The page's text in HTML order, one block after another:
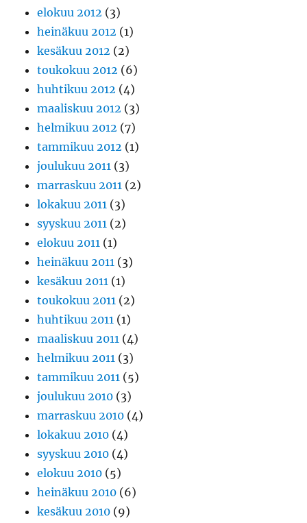
elokuu 2012 (3)
heinäkuu 2012 (1)
kesäkuu 2012 (2)
toukokuu 2012 (6)
huhtikuu 2012 (4)
maaliskuu 2012 (3)
helmikuu 2012 (7)
tammikuu 2012 (1)
joulukuu 2011 (3)
marraskuu 2011 (2)
lokakuu 2011 (3)
syyskuu 2011 (2)
elokuu 2011 (1)
heinäkuu 2011 (3)
kesäkuu 2011 (1)
toukokuu 2011 (2)
huhtikuu 2011 (1)
maaliskuu 2011 (4)
helmikuu 2011 (3)
tammikuu 2011 (5)
joulukuu 2010 (3)
marraskuu 2010 (4)
lokakuu 2010 (4)
syyskuu 2010 (4)
elokuu 2010 (5)
heinäkuu 2010 (6)
kesäkuu 2010 (9)